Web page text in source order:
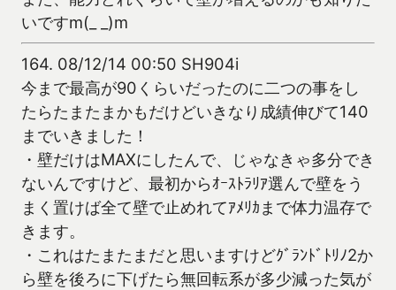
いですm(_ _)m
164. 08/12/14 00:50 SH904i
今まで最高が90くらいだったのに二つの事をし
たらたまたまかもだけどいきなり成績伸びて140
までいきました！
・壁だけはMAXにしたんで、じゃなきゃ多分でき
ないんですけど、最初からｵｰｽﾄﾗﾘｱ選んで壁をう
まく置けば全て壁で止めれてｱﾒﾘｶまで体力温存で
きます。
・これはたまたまだと思いますけどｸﾞﾗﾝﾄﾞﾄﾘﾉ2か
ら壁を後ろに下げたら無回転系が多少減った気が